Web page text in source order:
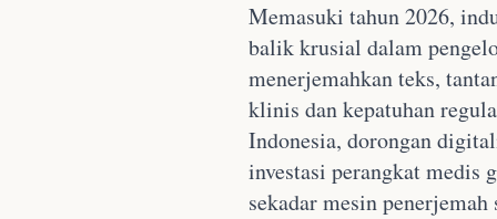
Memasuki tahun 2026,
balik krusial dalam
menerjemahkan teks,
klinis dan kepatuhan
Indonesia, dorongan
investasi perangkat medis
sekadar mesin penerjemah